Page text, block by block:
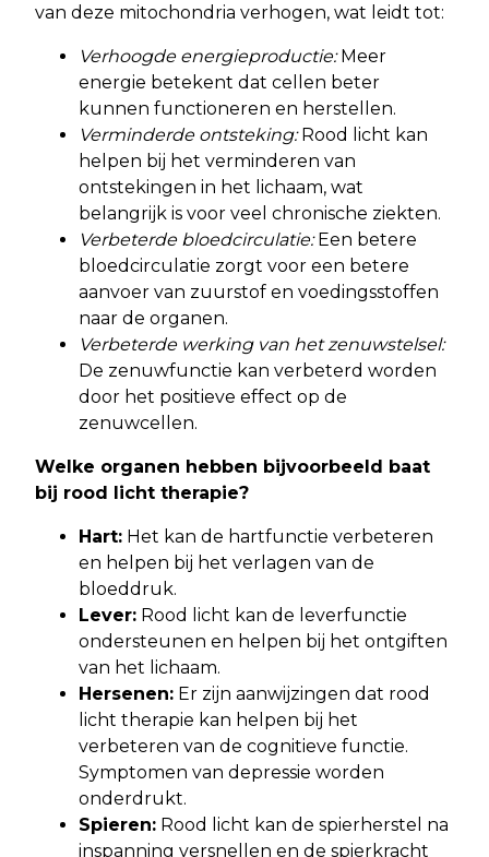
van deze mitochondria verhogen, wat leidt tot:
Verhoogde energieproductie:Meer
energie betekent dat cellen beter
kunnen functioneren en herstellen.
Verminderde ontsteking:Rood licht kan
helpen bij het verminderen van
ontstekingen in het lichaam, wat
belangrijk is voor veel chronische ziekten.
Verbeterde bloedcirculatie:Een betere
bloedcirculatie zorgt voor een betere
aanvoer van zuurstof en voedingsstoffen
naar de organen.
Verbeterde werking van het zenuwstelsel:
De zenuwfunctie kan verbeterd worden
door het positieve effect op de
zenuwcellen.
Welke organen hebben bijvoorbeeld baat
bij rood licht therapie?
Hart: Het kan de hartfunctie verbeteren
en helpen bij het verlagen van de
bloeddruk.
Lever: Rood licht kan de leverfunctie
ondersteunen en helpen bij het ontgiften
van het lichaam.
Hersenen: Er zijn aanwijzingen dat rood
licht therapie kan helpen bij het
verbeteren van de cognitieve functie.
Symptomen van depressie worden
onderdrukt.
Spieren: Rood licht kan de spierherstel na
inspanning versnellen en de spierkracht